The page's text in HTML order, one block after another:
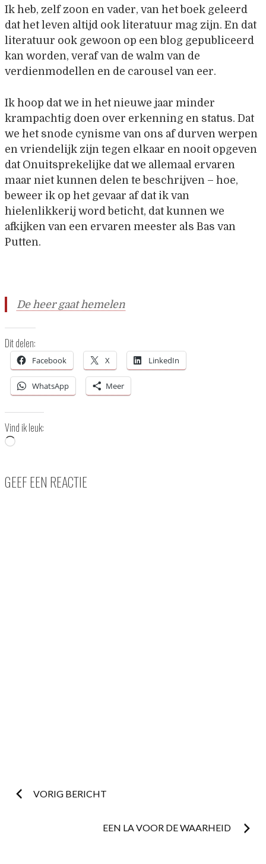
Ik heb, zelf zoon en vader, van het boek geleerd
dat het leven altijd ook literatuur mag zijn. En dat
literatuur ook gewoon op een blog gepubliceerd
kan worden, veraf van de walm van de
verdienmodellen en de carousel van eer.
Ik hoop dat we in het nieuwe jaar minder
krampachtig doen over erkenning en status. Dat
we het snode cynisme van ons af durven werpen
en vriendelijk zijn tegen elkaar en nooit opgeven
dat Onuitsprekelijke dat we allemaal ervaren
maar niet kunnen delen te beschrijven – hoe,
beweer ik op het gevaar af dat ik van
hielenlikkerij word beticht, dat kunnen we
afkijken van een ervaren meester als Bas van
Putten.
De heer gaat hemelen
Dit delen:
Facebook X LinkedIn
WhatsApp Meer
Vind ik leuk:
Aan
GEEF EEN REACTIE
Post
VORIG BERICHT
EEN LA VOOR DE WAARHEID